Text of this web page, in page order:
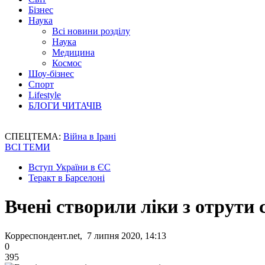
Бізнес
Наука
Всі новини розділу
Наука
Медицина
Космос
Шоу-бізнес
Спорт
Lifestyle
БЛОГИ ЧИТАЧІВ
СПЕЦТЕМА: Війна в Ірані
ВСІ ТЕМИ
Вступ України в ЄС
Теракт в Барселоні
Вчені створили ліки з отрути
Корреспондент.net, 7 липня 2020, 14:13
0
395